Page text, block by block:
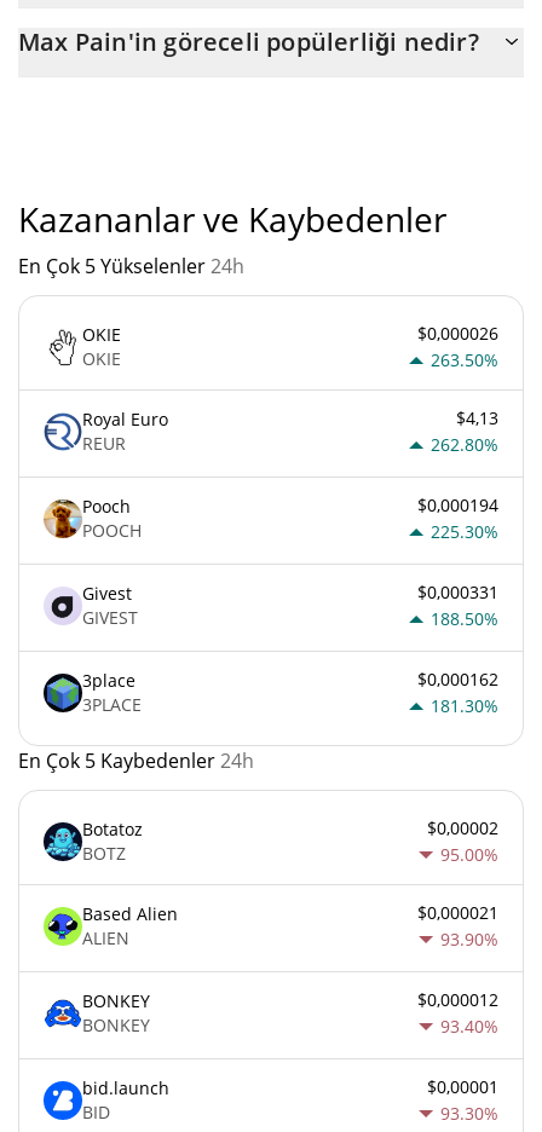
1.000.000.000 miktarıyla birlikte $ 1.000.000.000.
Max Pain'in göreceli popülerliği nedir?
Kazananlar ve Kaybedenler
En Çok 5 Yükselenler24h
OKIE
OKIE
$0,000026
263.50%
Royal Euro
REUR
$4,13
262.80%
Pooch
POOCH
$0,000194
225.30%
Givest
GIVEST
$0,000331
188.50%
3place
3PLACE
$0,000162
181.30%
En Çok 5 Kaybedenler24h
Botatoz
BOTZ
$0,00002
95.00%
Based Alien
ALIEN
$0,000021
93.90%
BONKEY
BONKEY
$0,000012
93.40%
bid.launch
BID
$0,00001
93.30%